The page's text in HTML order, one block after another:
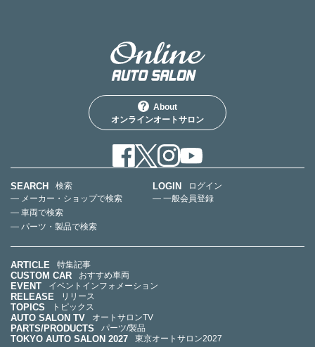
About
オンラインオートサロン
SEARCH
検索
— メーカー・ショップで検索
— 車両で検索
— パーツ・製品で検索
LOGIN
ログイン
— 一般会員登録
ARTICLE 特集記事
CUSTOM CAR おすすめ車両
EVENT イベントインフォメーション
RELEASE リリース
TOPICS トピックス
AUTO SALON TV オートサロンTV
PARTS/PRODUCTS パーツ/製品
TOKYO AUTO SALON 2027 東京オートサロン2027